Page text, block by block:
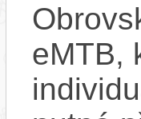
eMTB,